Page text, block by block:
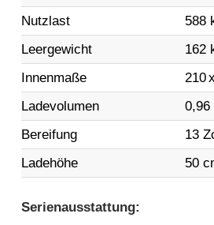
Nutzlast
588
Leergewicht
162
Innenmaße
210x
Ladevolumen
0,96
Bereifung
13
Ladehöhe
50
Serienausstattung: